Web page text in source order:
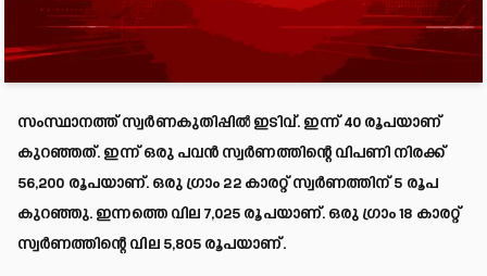
സംസ്ഥാനത്ത് സ്വർണകുതിപ്പിൽ ഇടിവ്. ഇന്ന് 40 രൂപയാണ്
കുറഞ്ഞത്. ഇന്ന് ഒരു പവൻ സ്വർണത്തിന്റെ വിപണി നിരക്ക്
56,200 രൂപയാണ്. ഒരു ഗ്രാം 22 കാരറ്റ് സ്വർണത്തിന് 5 രൂപ
കുറഞ്ഞു. ഇന്നത്തെ വില 7,025 രൂപയാണ്. ഒരു ഗ്രാം 18 കാരറ്റ്
സ്വർണത്തിന്റെ വില 5,805 രൂപയാണ്.